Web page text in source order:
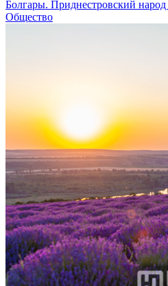
Болгары. Приднестровский народ
Общество